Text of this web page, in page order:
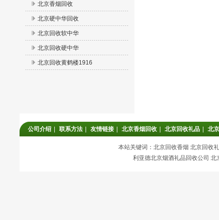
北京香烟回收
北京硬中华回收
北京回收软中华
北京回收硬中华
北京回收黄鹤楼1916
公司介绍 联系方法 友情链接 北京香烟回收 北京回收礼品 北
本站关键词：北京回收香烟 北京回收
利亚德北京烟酒礼品回收公司